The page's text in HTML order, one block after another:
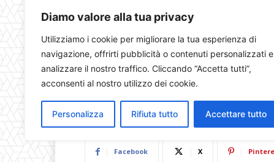
Diamo valore alla tua privacy
Utilizziamo i cookie per migliorare la tua esperienza di
navigazione, offrirti pubblicità o contenuti personalizzati e
analizzare il nostro traffico. Cliccando “Accetta tutti”,
acconsenti al nostro utilizzo dei cookie.
Personalizza Rifiuta tutto Accettare tutto